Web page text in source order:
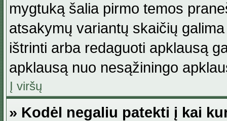
mygtuką šalia pirmo temos
atsakymų variantų skaičių
ištrinti arba redaguoti apklausą
apklausą nuo nesąžiningo
Į viršų
» Kodėl negaliu patekti į kai